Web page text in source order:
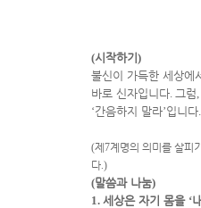
(시작하기 )
불신이 가득한 세상에
바로 신자입니다. 그럼,
‘간음하지 말라’입니다.
(제 7계명의 의미를 살피
다.)
(말씀과 나눔)
1. 세상은 자기 몸을 ‘